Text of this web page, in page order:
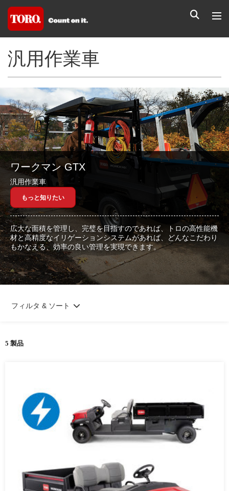
汎用作業車
ワークマン GTX
汎用作業車
もっと知りたい
広大な面積を管理し、完璧を目指すのであれば、トロの高性能機
材と高精度なイリゲーションシステムがあれば、どんなこだわり
もかなえる、効率の良い管理を実現できます。
5 製品
フィルタ & ソート